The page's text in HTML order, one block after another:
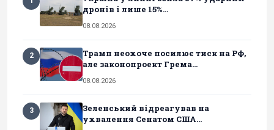
дронів і лише 15%...
08.08.2026
2
Трамп неохоче посилює тиск на РФ,
але законопроект Грема...
08.08.2026
3
Зеленський відреагував на
ухвалення Сенатом США...